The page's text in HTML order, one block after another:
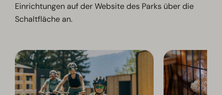
Einrichtungen auf der Website des Parks über die
Schaltfläche an.